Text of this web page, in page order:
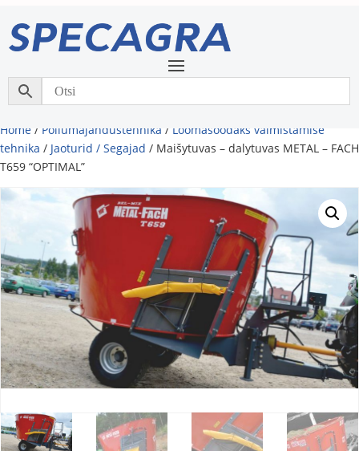
Home / Põllumajandustehnika / Loomasöödaks valmistamise
tehnika / Jaoturid / Segajad / Maišytuvas – dalytuvas METAL – FACH
T659 “OPTIMAL”